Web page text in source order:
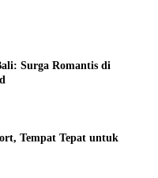
Surga Romantis di
Tempat Tepat untuk